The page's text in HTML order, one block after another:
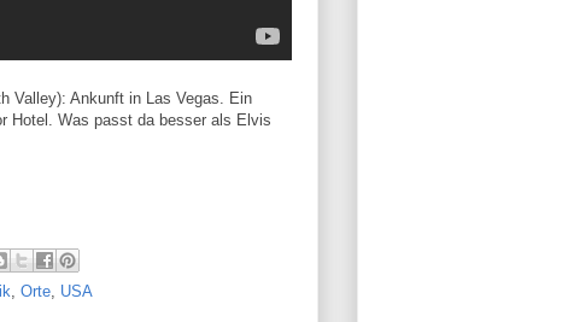
Valley): Ankunft in Las Vegas. Ein
Hotel. Was passt da besser als Elvis
Orte USA